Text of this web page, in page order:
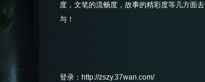
度，文笔的流畅度，故事的精彩度等几方面
与！
登录： http://zszy.37wan.com/